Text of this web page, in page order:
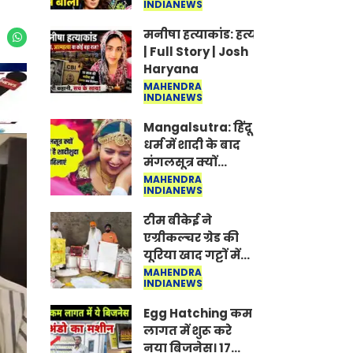
Jantar-Mantar |
CJP protest
INDIANEWS
मनीषा हत्याकांड: हत्या, आत्महत्या या
| Full Story | Josh
Haryana
MAHENDRA
INDIANEWS
Mangalsutra: हिंदू
धर्म में शादी के बाद
मंगलसूत्र क्यों
पहनती है महिलाएं,
किसने शुरु की ये
परंपरा
MAHENDRA
INDIANEWS
टीम बीकेई ने
एग्रीकल्चर ग्रेड की
यूरिया खाद गट्टों में
बदलकर टेक्निकल
ग्रेड में बेचने वालों पर
करवाई कार्रवाई:
लखविंदर सिंह
औलख
MAHENDRA
INDIANEWS
Egg Hatching कम
लागत में शुरू करे
नया बिजनेस। 17